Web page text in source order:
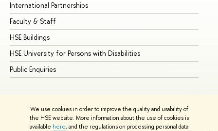
We use cookies in order to improve the quality and usability of
the HSE website. More information about the use of cookies is
available here, and the regulations on processing personal data
International Partnerships
Faculty & Staff
HSE Buildings
HSE University for Persons with Disabilities
Public Enquiries